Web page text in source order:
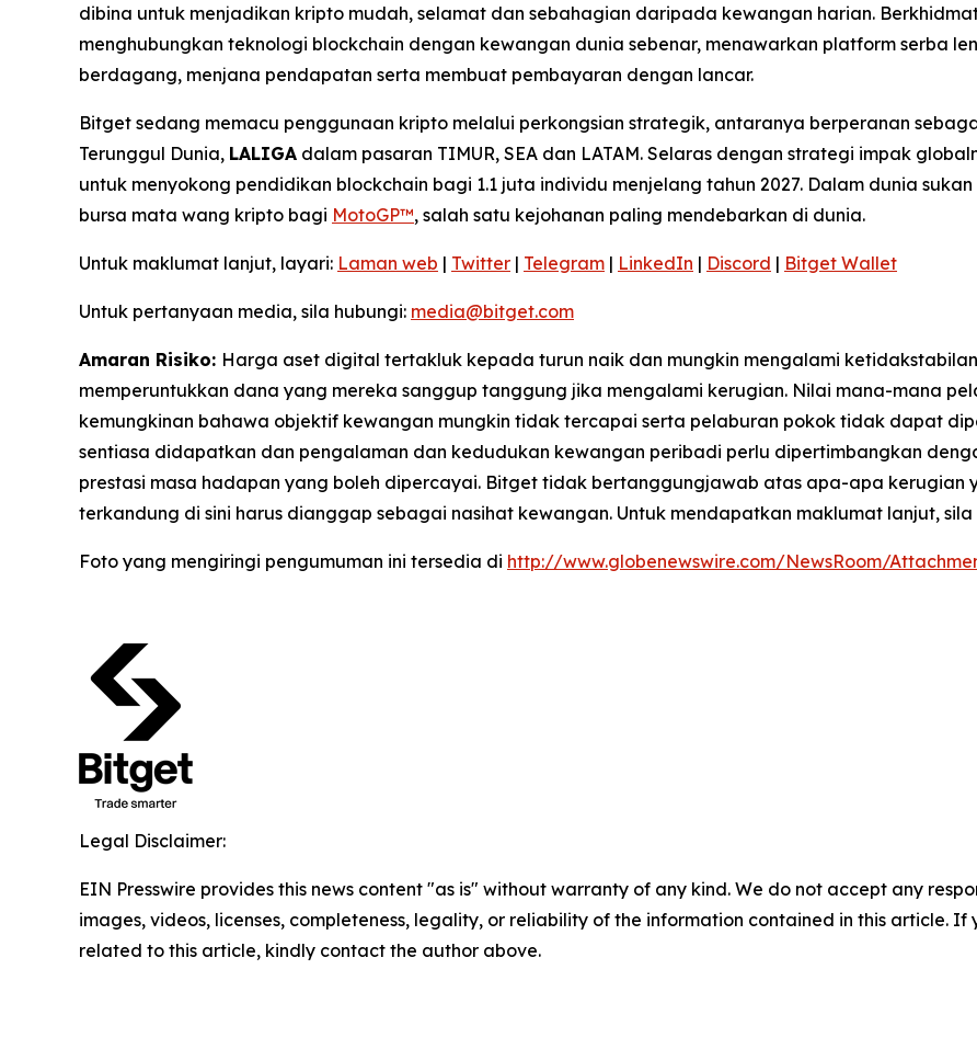
dibina untuk menjadikan kripto mudah, selamat dan sebahagian daripada kewangan harian.
menghubungkan teknologi blockchain dengan kewangan dunia sebenar, menawarkan platform serba
berdagang, menjana pendapatan serta membuat pembayaran dengan lancar.
Bitget sedang memacu penggunaan kripto melalui perkongsian strategik, antaranya berperanan
Terunggul Dunia, LALIGA dalam pasaran TIMUR, SEA dan LATAM. Selaras dengan strategi impak
untuk menyokong pendidikan blockchain bagi 1.1 juta individu menjelang tahun 2027. Dalam dunia
bursa mata wang kripto bagi MotoGP™, salah satu kejohanan paling mendebarkan di dunia.
Untuk maklumat lanjut, layari: Laman web | Twitter | Telegram | LinkedIn | Discord | Bitget Wallet
Untuk pertanyaan media, sila hubungi: media@bitget.com
Amaran Risiko: Harga aset digital tertakluk kepada turun naik dan mungkin mengalami
memperuntukkan dana yang mereka sanggup tanggung jika mengalami kerugian. Nilai mana-mana
kemungkinan bahawa objektif kewangan mungkin tidak tercapai serta pelaburan pokok tidak dapat
sentiasa didapatkan dan pengalaman dan kedudukan kewangan peribadi perlu dipertimbangkan
prestasi masa hadapan yang boleh dipercayai. Bitget tidak bertanggungjawab atas apa-apa kerugian
terkandung di sini harus dianggap sebagai nasihat kewangan. Untuk mendapatkan maklumat lanjut, sila
Foto yang mengiringi pengumuman ini tersedia di http://www.globenewswire.com/NewsRoom/
Legal Disclaimer:
EIN Presswire provides this news content "as is" without warranty of any kind. We do not accept any
images, videos, licenses, completeness, legality, or reliability of the information contained in this article.
related to this article, kindly contact the author above.